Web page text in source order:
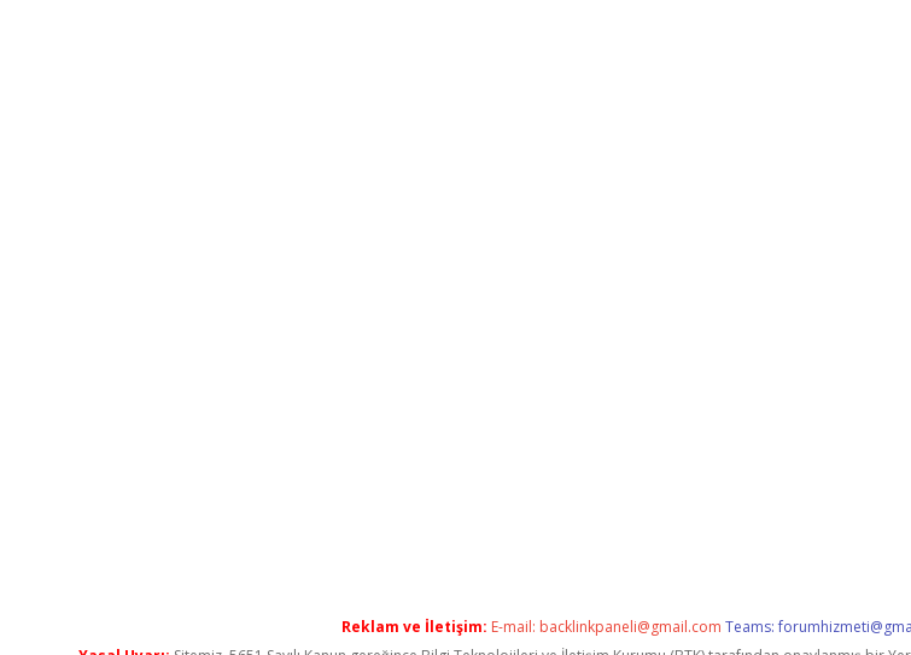
Reklam ve İletişim: E-mail: backlinkpaneli@gmail.com Teams: